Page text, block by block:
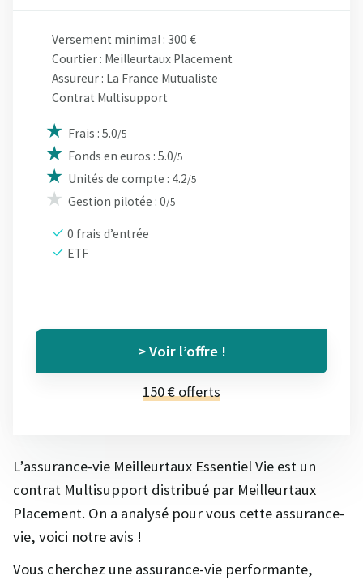
Versement minimal : 300 €
Courtier : Meilleurtaux Placement
Assureur : La France Mutualiste
Contrat Multisupport
Frais : 5.0/5
Fonds en euros : 5.0/5
Unités de compte : 4.2/5
Gestion pilotée : 0/5
0 frais d’entrée
ETF
> Voir l’offre !
150 € offerts
L’assurance-vie Meilleurtaux Essentiel Vie est un
contrat Multisupport distribué par Meilleurtaux
Placement. On a analysé pour vous cette assurance-
vie, voici notre avis !
Vous cherchez une assurance-vie performante,